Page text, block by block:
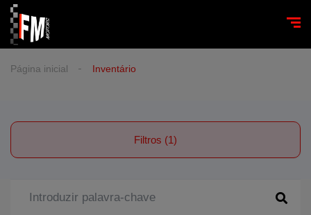
Página inicial Inventário
Filtros (1)